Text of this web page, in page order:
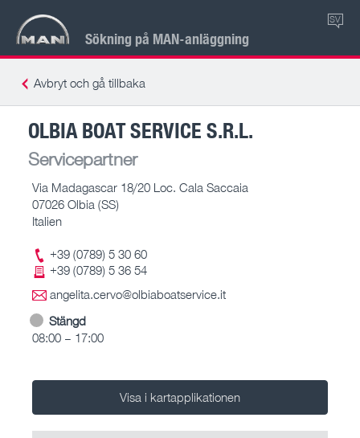
Sökning på MAN-anläggning
SV
Avbryt och gå tillbaka
OLBIA BOAT SERVICE S.R.L.
Servicepartner
Via Madagascar 18/20 Loc. Cala Saccaia
07026 Olbia (SS)
Italien
+39 (0789) 5 30 60
+39 (0789) 5 36 54
angelita.cervo@olbiaboatservice.it
Stängd
08:00 – 17:00
Visa i kartapplikationen